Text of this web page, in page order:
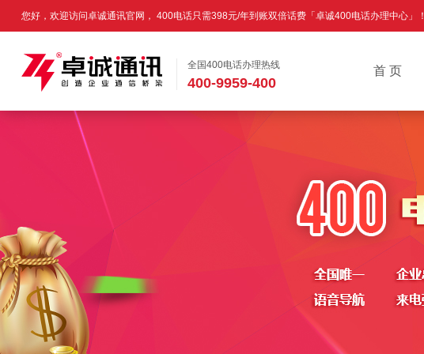
您好，欢迎访问卓诚通讯官网， 400电话只需398元/年到账双倍话费「卓诚400电话办理中心」！
全国400电话办理热线
400-9959-400
首 页